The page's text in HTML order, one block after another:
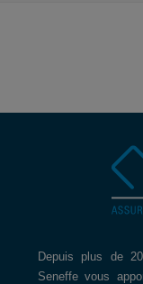
Depuis plus de
Seneffe vous